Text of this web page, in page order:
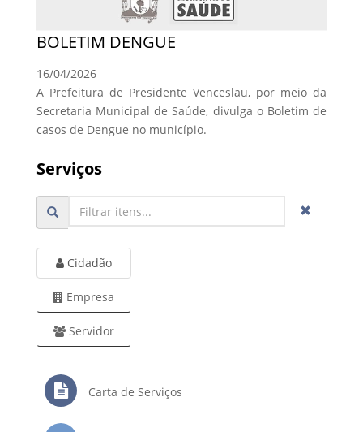
BOLETIM DENGUE
16/04/2026
A Prefeitura de Presidente Venceslau, por meio da
Secretaria Municipal de Saúde, divulga o Boletim de
casos de Dengue no município.
Serviços
Cidadão
Empresa
Servidor
Carta de Serviços